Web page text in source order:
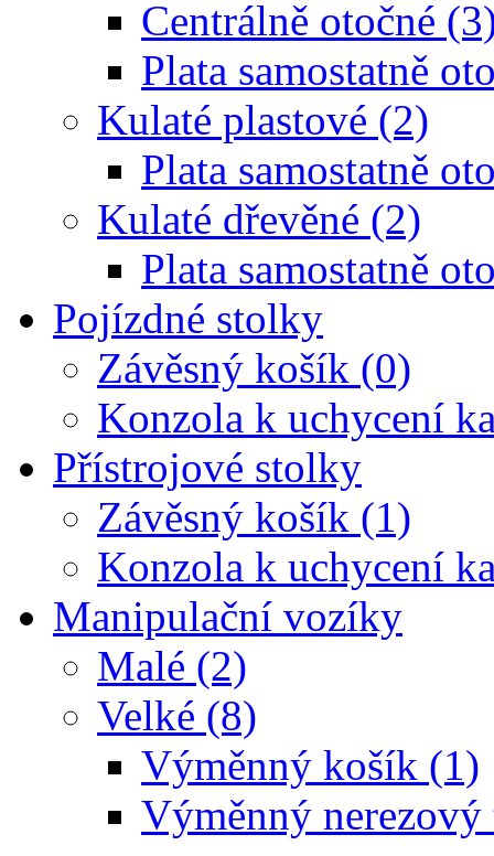
Centrálně otočné
Plata samostatně
Kulaté plastové (2)
Plata samostatně
Kulaté dřevěné (2)
Plata samostatně
Pojízdné stolky
Závěsný košík (0)
Konzola k uchycení
Přístrojové stolky
Závěsný košík (1)
Konzola k uchycení
Manipulační vozíky
Malé (2)
Velké (8)
Výměnný košík (1)
Výměnný nerezový